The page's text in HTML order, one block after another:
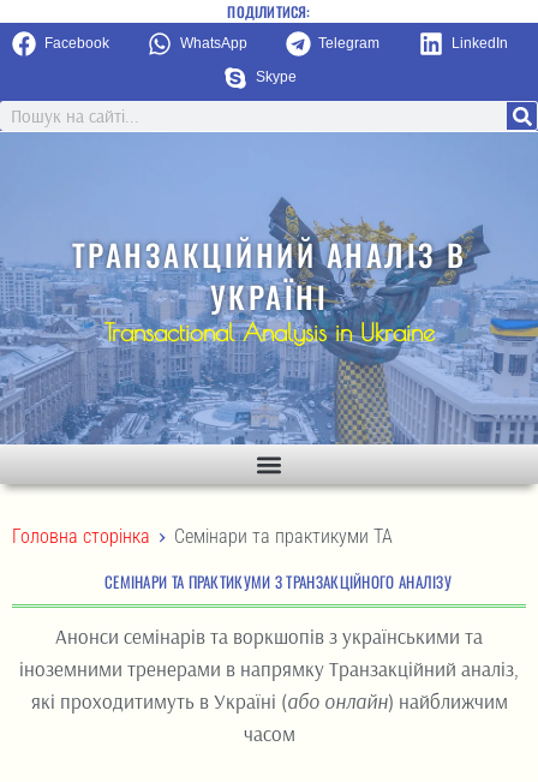
ПОДІЛИТИСЯ:
Facebook WhatsApp Telegram LinkedIn
Skype
ТРАНЗАКЦІЙНИЙ АНАЛІЗ В
УКРАЇНІ
Transactional Analysis in Ukraine
Головна сторінка > Семінари та практикуми ТА
СЕМІНАРИ ТА ПРАКТИКУМИ З ТРАНЗАКЦІЙНОГО АНАЛІЗУ
Анонси семінарів та воркшопів з українськими та
іноземними тренерами в напрямку Транзакційний аналіз,
які проходитимуть в Україні (або онлайн) найближчим
часом